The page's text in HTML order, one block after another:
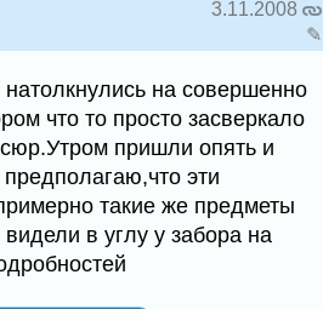
3.11.2008
✎
на совершенно
что то просто засверкало
пришли опять и
эти
такие же предметы
в углу у забора на